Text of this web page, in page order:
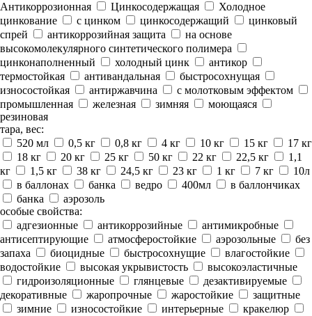
Антикоррозионная
Цинкосодержащая
Холодное
цинкование
с цинком цинкосодержащий
цинковый
спрей
антикоррозийная защита
на основе
высокомолекулярного синтетического полимера
цинконаполненный
холодный цинк
антикор
термостойкая
антивандальная
быстросохнущая
износостойкая
антиржавчина
с молотковым эффектом
промышленная
железная зимняя
моющаяся
резиновая
тара, вес:
520 мл
0,5 кг 0,8 кг 4 кг 10 кг 15 кг
17 кг
18 кг
20 кг 25 кг 50 кг 22 кг 22,5 кг
1,1
кг
1,5 кг 38 кг 24,5 кг 23 кг 1 кг 7 кг
10л
в баллонах
банка ведро 400мл
в баллончиках
банка
аэрозоль
особые свойства:
адгезионные
антикоррозийные
антимикробные
антисептирующие
атмосферостойкие аэрозольные
без
запаха
биоцидные быстросохнущие
влагостойкие
водостойкие
высокая укрывистость
высокоэластичные
гидроизоляционные
глянцевые
дезактивируемые
декоративные
жаропрочные жаростойкие
защитные
зимние
износостойкие интерьерные
кракелюр